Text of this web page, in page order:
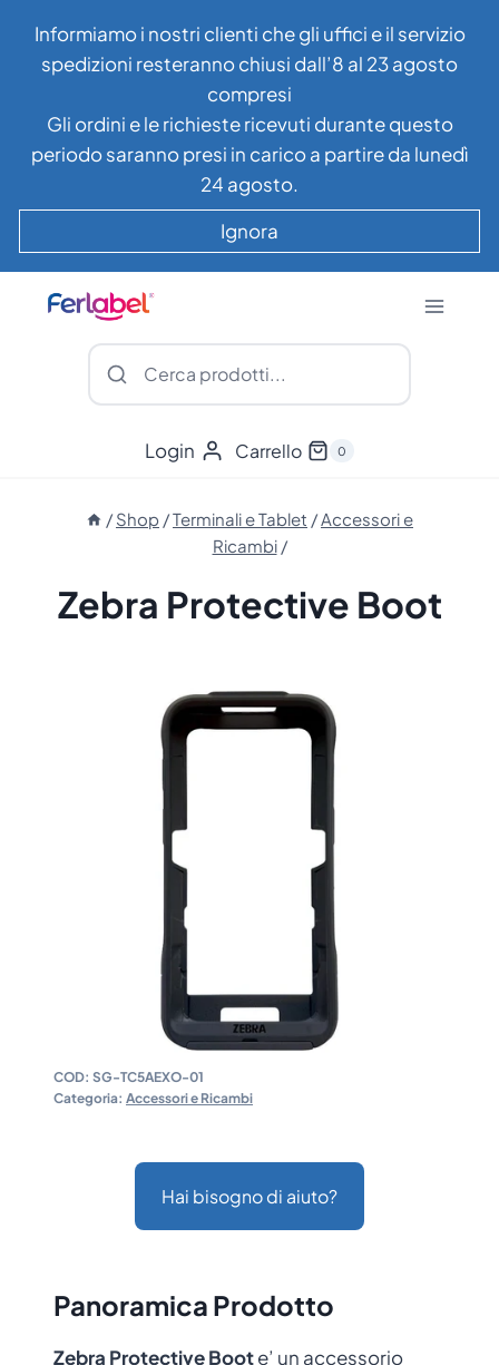
contenuto
Informiamo i nostri clienti che gli uffici e il servizio
spedizioni resteranno chiusi dall’8 al 23 agosto
compresi
Gli ordini e le richieste ricevuti durante questo
periodo saranno presi in carico a partire da lunedì
24 agosto.
Ignora
Login Carrello 0
/ Shop /Terminali e Tablet /Accessori e
Ricambi /
Zebra Protective Boot
COD: SG-TC5AEXO-01
Categoria: Accessori e Ricambi
Hai bisogno di aiuto?
Panoramica Prodotto
Zebra Protective Boote’ un accessorio